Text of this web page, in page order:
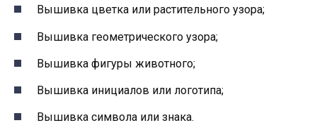
Вышивка цветка или растительного узора;
Вышивка геометрического узора;
Вышивка фигуры животного;
Вышивка инициалов или логотипа;
Вышивка символа или знака.